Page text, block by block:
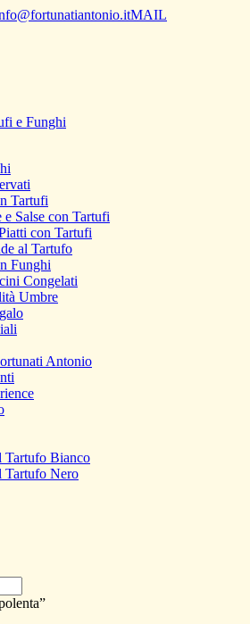
MAIL
Tartufi
e Salse con Tartufi
con Tartufi
al Tartufo
Funghi
Congelati
Umbre
Antonio
Tartufo Bianco
Tartufo Nero